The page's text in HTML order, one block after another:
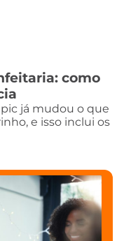
como
já mudou o que
e isso inclui os